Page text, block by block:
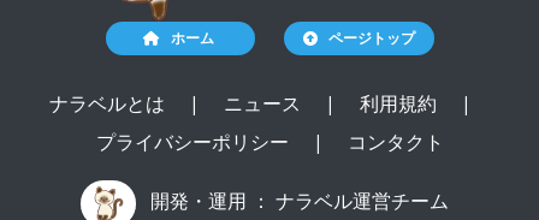
ホーム ページトップ
ナラベルとは | ニュース | 利用規約
|
プライバシーポリシー
| コンタクト
開発・運用 ： ナラベル運営チーム